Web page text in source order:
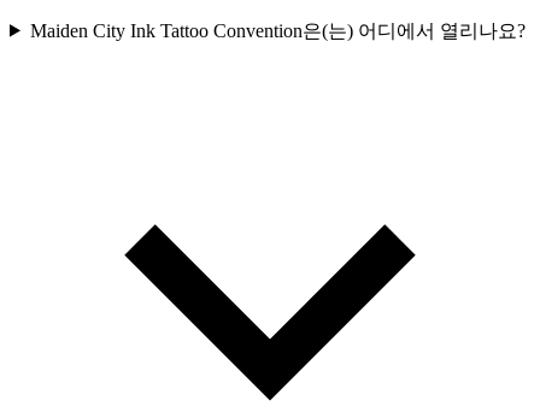
Maiden City Ink Tattoo Convention은(는) 어디에서 열리나요?